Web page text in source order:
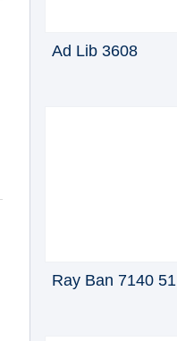
Ad Lib 3608
Ray Ban 7140 51